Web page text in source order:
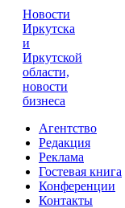
Новости
Иркутска
и
Иркутской
области,
новости
бизнеса
Агентство
Редакция
Реклама
Гостевая книга
Конференции
Контакты